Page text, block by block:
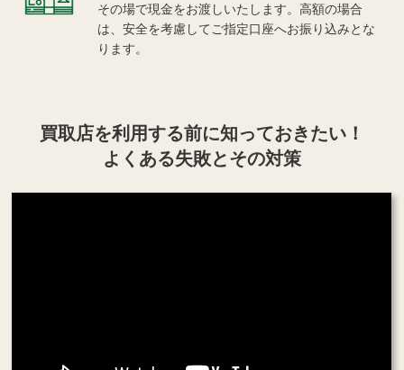
その場で現金をお渡しいたします。高額の場合
は、安全を考慮してご指定口座へお振り込みとな
ります。
買取店を利用する前に知っておきたい！
よくある失敗とその対策